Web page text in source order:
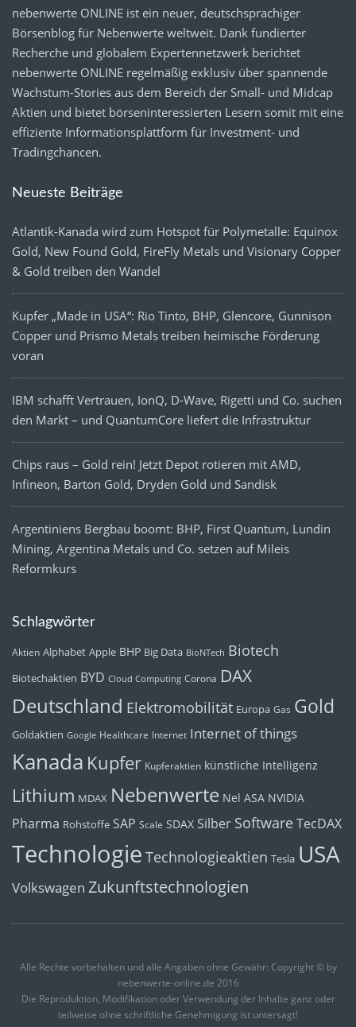
nebenwerte ONLINE ist ein neuer, deutschsprachiger
Börsenblog für Nebenwerte weltweit. Dank fundierter
Recherche und globalem Expertennetzwerk berichtet
nebenwerte ONLINE regelmäßig exklusiv über spannende
Wachstum-Stories aus dem Bereich der Small- und Midcap
Aktien und bietet börseninteressierten Lesern somit mit eine
effiziente Informationsplattform für Investment- und
Tradingchancen.
Neueste Beiträge
Atlantik-Kanada wird zum Hotspot für Polymetalle: Equinox
Gold, New Found Gold, FireFly Metals und Visionary Copper
& Gold treiben den Wandel
Kupfer „Made in USA“: Rio Tinto, BHP, Glencore, Gunnison
Copper und Prismo Metals treiben heimische Förderung
voran
IBM schafft Vertrauen, IonQ, D-Wave, Rigetti und Co. suchen
den Markt – und QuantumCore liefert die Infrastruktur
Chips raus – Gold rein! Jetzt Depot rotieren mit AMD,
Infineon, Barton Gold, Dryden Gold und Sandisk
Argentiniens Bergbau boomt: BHP, First Quantum, Lundin
Mining, Argentina Metals und Co. setzen auf Mileis
Reformkurs
Schlagwörter
Aktien Alphabet Apple BHP Big Data BioNTech Biotech
Biotechaktien BYD Cloud Computing Corona DAX
Deutschland Elektromobilität Europa Gas Gold
Goldaktien Google Healthcare Internet Internet of things
Kanada Kupfer Kupferaktien künstliche Intelligenz
Lithium MDAX Nebenwerte Nel ASA NVIDIA
Pharma Rohstoffe SAP Scale SDAX Silber SoftwareTecDAX
Technologie Technologieaktien Tesla USA
Volkswagen Zukunftstechnologien
Alle Rechte vorbehalten und alle Angaben ohne Gewähr: Copyright © by
nebenwerte-online.de 2016
Die Reproduktion, Modifikation oder Verwendung der Inhalte ganz oder
teilweise ohne schriftliche Genehmigung ist untersagt!